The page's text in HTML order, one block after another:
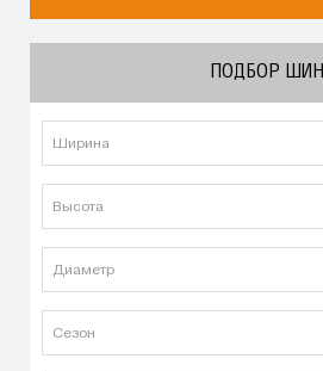
ПОДБОР ШИН
Ширина
Высота
Диаметр
Сезон